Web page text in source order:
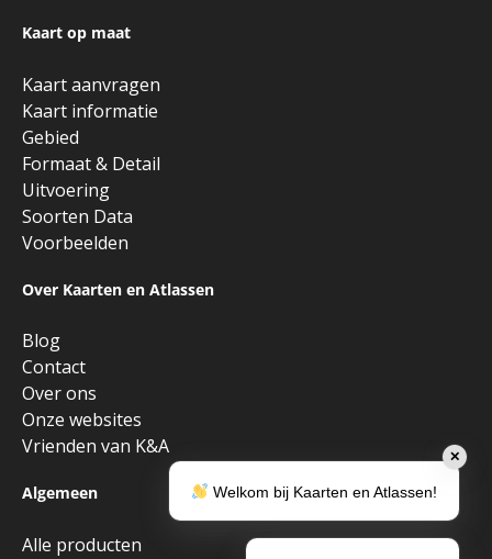
Kaart op maat
Kaart aanvragen
Kaart informatie
Gebied
Formaat & Detail
Uitvoering
Soorten Data
Voorbeelden
Over Kaarten en Atlassen
Blog
Contact
Over ons
Onze websites
Vrienden van K&A
Algemeen
Alle producten
✕
Welkom bij Kaarten en Atlassen!